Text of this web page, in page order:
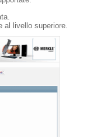
al livello superiore.